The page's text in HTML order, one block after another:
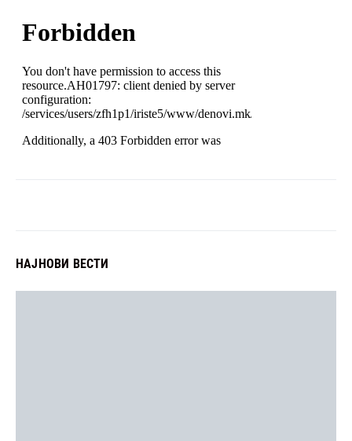
НАЈНОВИ ВЕСТИ